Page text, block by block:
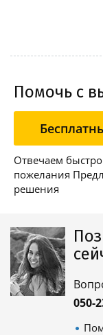
Помочь с
Отвечаем
пожелания
решения
050-